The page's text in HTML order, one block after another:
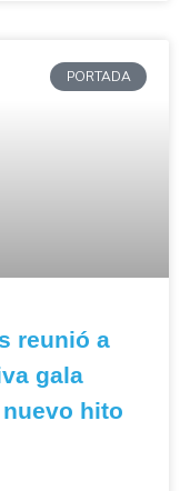
PORTADA
reunió a
gala
hito